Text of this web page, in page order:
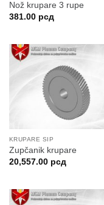
Nož krupare 3 rupe
381.00 рсд
KRUPARE SIP
Zupčanik krupare
20,557.00 рсд